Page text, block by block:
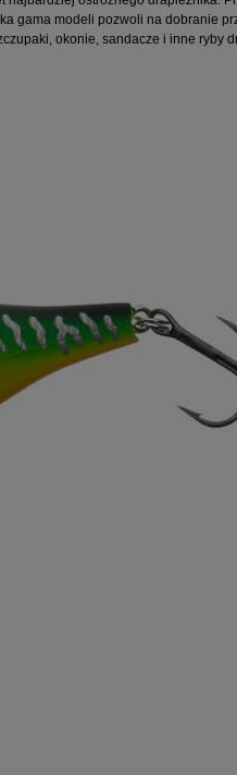
gama modeli pozwoli na dobranie
okonie, sandacze i inne ryby